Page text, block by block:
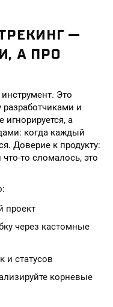
—
А ПРО
Это
и
а
когда каждый
Доверие к продукту:
то сломалось, это
проект
через кастомные
и статусов
корневые